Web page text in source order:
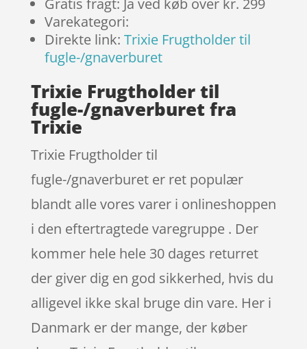
Varekategori:
Direkte link: Trixie Frugtholder til
fugle-/gnaverburet
Trixie Frugtholder til
fugle-/gnaverburet fra
Trixie
Trixie Frugtholder til
fugle-/gnaverburet er ret populær
blandt alle vores varer i onlineshoppen
i den eftertragtede varegruppe . Der
kommer hele hele 30 dages returret
der giver dig en god sikkerhed, hvis du
alligevel ikke skal bruge din vare. Her i
Danmark er der mange, der køber